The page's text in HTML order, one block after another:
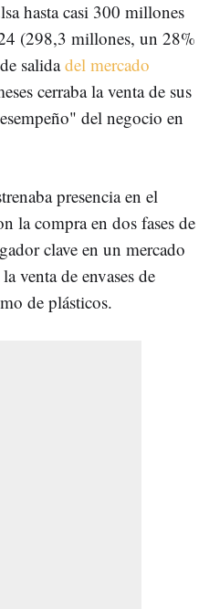
hasta casi 300 millones
(298,3 millones, un 28%
salidadel mercado
cerraba la venta de sus
del negocio en
presencia en el
la compra en dos fases de
clave en un mercado
venta de envases de
de plásticos.